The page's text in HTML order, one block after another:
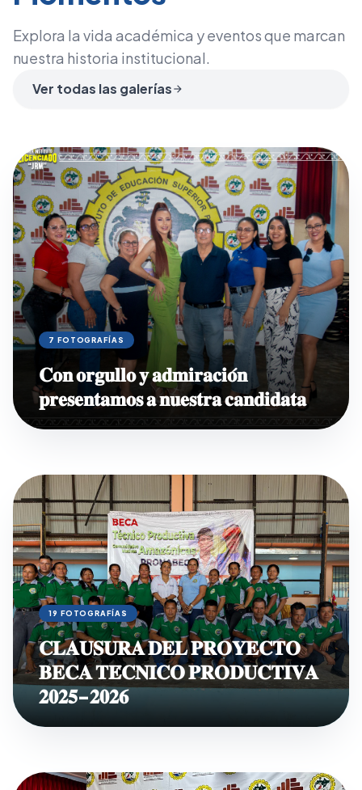
Explora la vida académica y eventos que marcan
nuestra historia institucional.
Ver todas las galerías arrow_forward
7 FOTOGRAFÍAS
𝐂𝐨𝐧 𝐨𝐫𝐠𝐮𝐥𝐥𝐨 𝐲 𝐚𝐝𝐦𝐢𝐫𝐚𝐜𝐢𝐨́𝐧
𝐩𝐫𝐞𝐬𝐞𝐧𝐭𝐚𝐦𝐨𝐬 𝐚 𝐧𝐮𝐞𝐬𝐭𝐫𝐚 𝐜𝐚𝐧𝐝𝐢𝐝𝐚𝐭𝐚
19 FOTOGRAFÍAS
𝐂𝐋𝐀𝐔𝐒𝐔𝐑𝐀 𝐃𝐄𝐋 𝐏𝐑𝐎𝐘𝐄𝐂𝐓𝐎
𝐁𝐄𝐂𝐀 𝐓𝐄́𝐂𝐍𝐈𝐂𝐎 𝐏𝐑𝐎𝐃𝐔𝐂𝐓𝐈𝐕𝐀
𝟐𝟎𝟐𝟓-𝟐𝟎𝟐𝟔